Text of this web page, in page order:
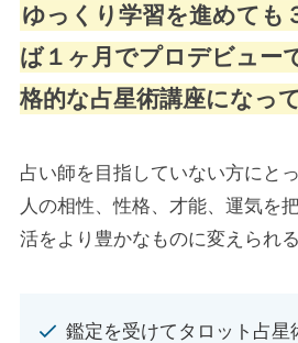
ゆっくり学習を進めても
ば１ヶ月でプロデビュー
格的な占星術講座になっ
占い師を目指していない方にと
人の相性、性格、才能、運気を
活をより豊かなものに変えられ
鑑定を受けてタロット占星